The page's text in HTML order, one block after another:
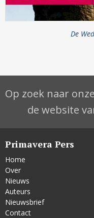
De
Op zoek naar
de website
Primavera Pers
Home
Over
Nieuws
Auteurs
Nieuwsbrief
Contact